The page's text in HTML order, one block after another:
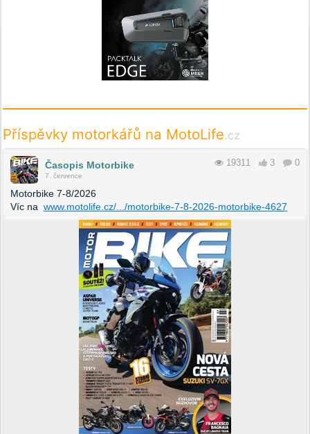
Příspěvky motorkářů na MotoLife.cz
Časopis Motorbike
7. července
19311 3 0
Motorbike 7-8/2026
Víc na www.motolife.cz/.../motorbike-7-8-2026-motorbike-4627